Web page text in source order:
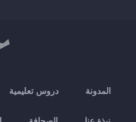
المدونة دروس تعليمية